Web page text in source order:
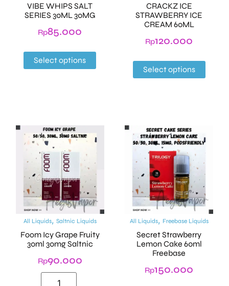
VIBE WHIPS SALT
SERIES 30ML 30MG
Rp85.000
Select options
CRACKZ ICE
STRAWBERRY ICE
CREAM 60ML
Rp120.000
Select options
All Liquids, Saltnic Liquids
Foom Icy Grape Fruity
30ml 30mg Saltnic
Rp90.000
All Liquids, Freebase Liquids
Secret Strawberry
Lemon Cake 60ml
Freebase
Rp150.000